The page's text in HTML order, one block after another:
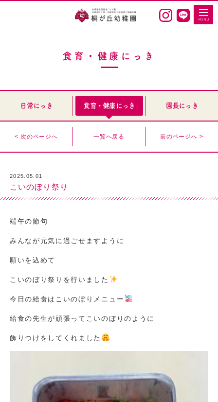
食育・健康にっき
日常にっき 食育・健康にっき 園長にっき
< 次のページへ 一覧へ戻る 前のページへ >
2025.05.01
こいのぼり祭り
端午の節句
みんなが元気に過ごせますように
願いを込めて
こいのぼり祭りを行いました
今日の給食はこいのぼりメニュー
給食の先生が頑張ってこいのぼりのように
飾りつけをしてくれました